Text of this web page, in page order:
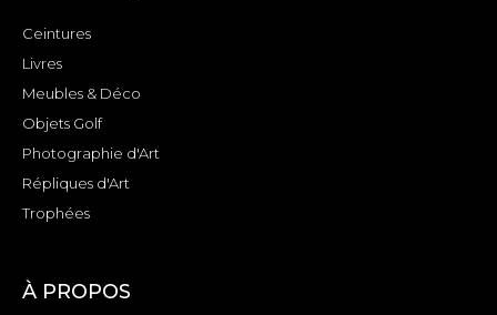
Ceintures
Livres
Meubles & Déco
Objets Golf
Photographie d'Art
Répliques d'Art
Trophées
À PROPOS